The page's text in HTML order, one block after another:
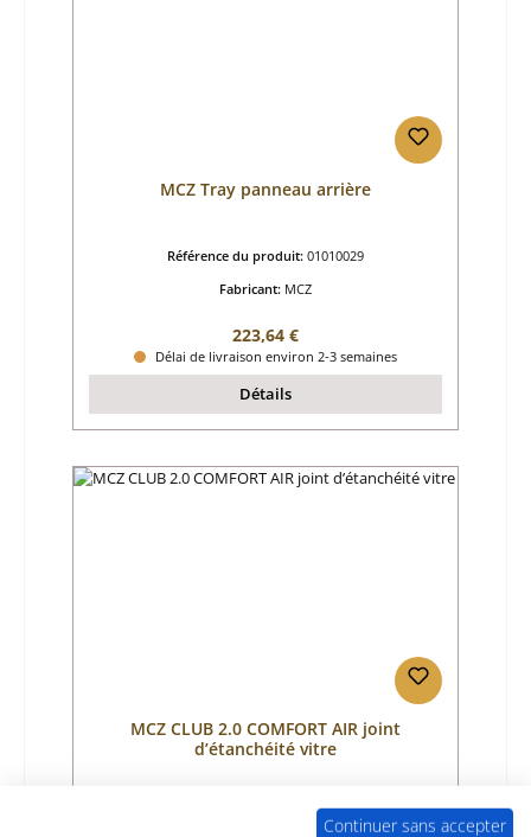
MCZ Tray panneau arrière
Référence du produit: 01010029
Fabricant: MCZ
Prix régulier :
223,64 €
Délai de livraison environ 2-3 semaines
Détails
MCZ CLUB 2.0 COMFORT AIR joint
d’étanchéité vitre
Continuer sans accepter